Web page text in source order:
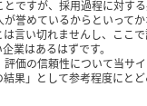
とですが、採用過程に対す
誉めているからといってか
言い切れませんし、ここ
業はあるはずです。
価の信頼性について当サ
果」として参考程度にとど